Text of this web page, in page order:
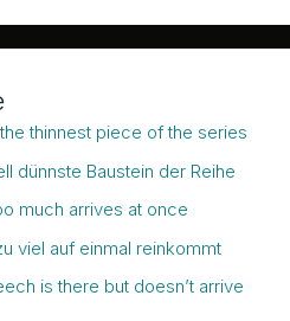
thinnest piece of the series
dünnste Baustein der Reihe
much arrives at once
viel auf einmal reinkommt
is there but doesn’t arrive